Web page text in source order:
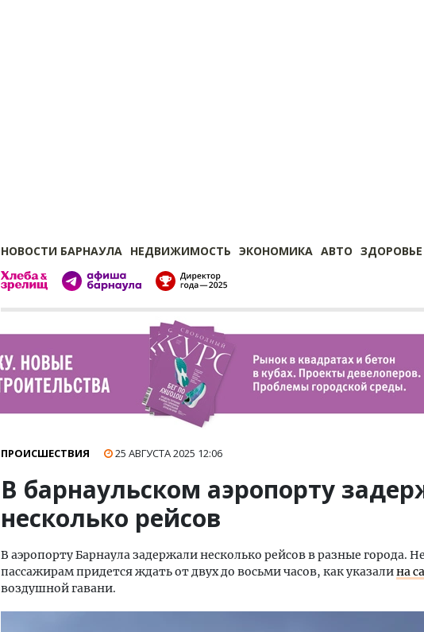
НОВОСТИ БАРНАУЛА НЕДВИЖИМОСТЬ ЭКОНОМИКА АВТО ЗДОРОВЬЕ
ПРОИСШЕСТВИЯ 25 АВГУСТА 2025 12:06
В барнаульском аэропорту
несколько рейсов
В аэропорту Барнаула задержали несколько рейсов в разные города.
пассажирам придется ждать от двух до восьми часов, как указалина
воздушной гавани.